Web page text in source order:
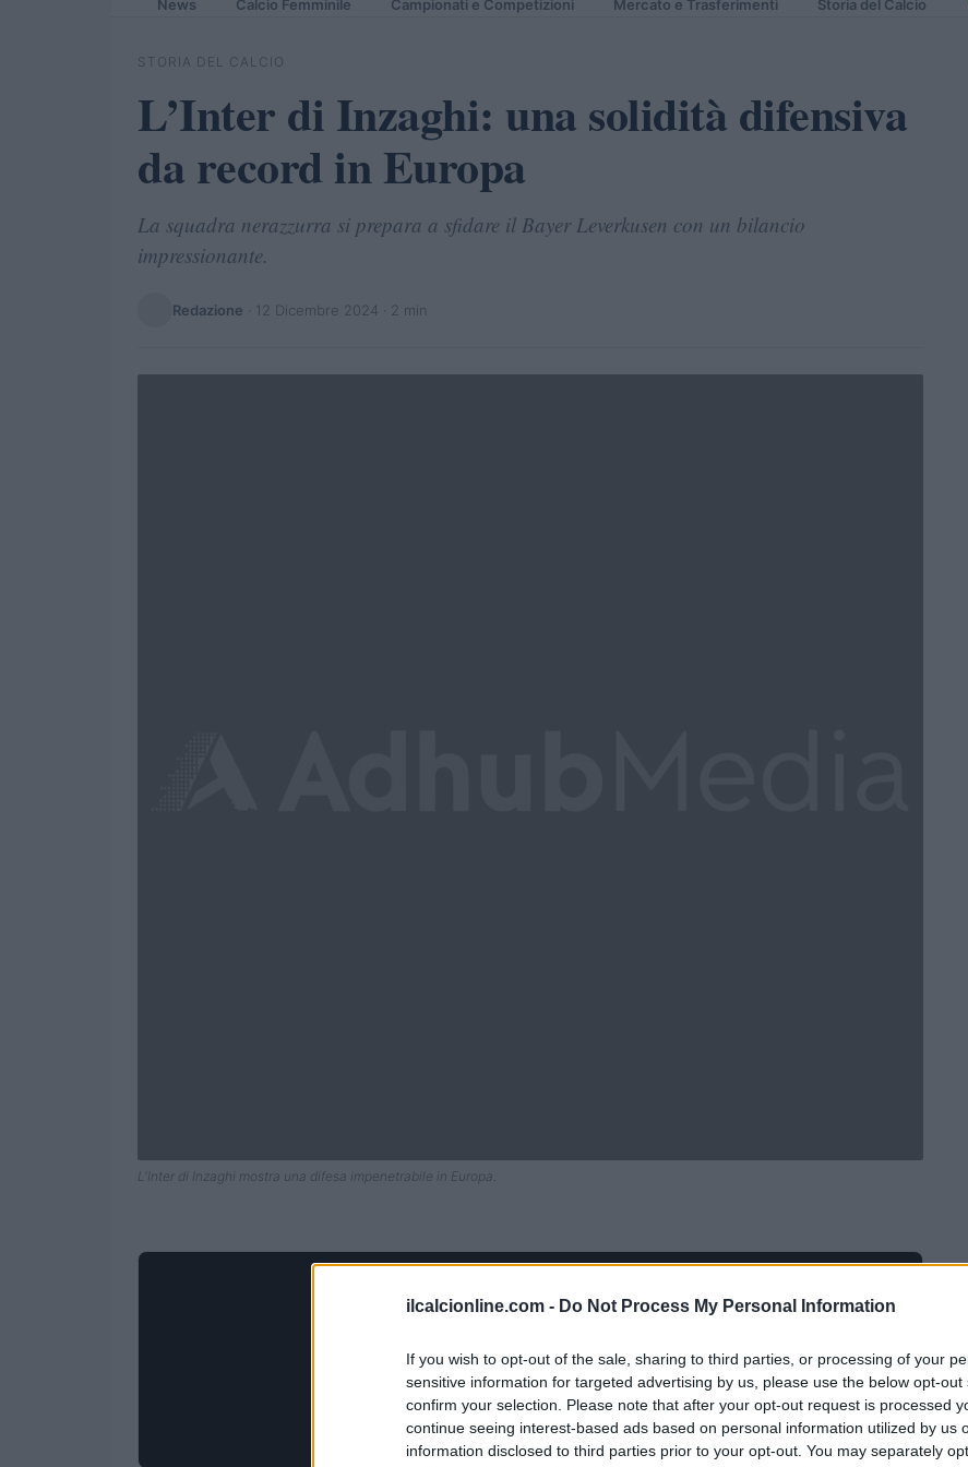
ilcalcionline.com - Do Not Process My Personal Information
If you wish to opt-out of the sale, sharing to third parties, or processing of your
sensitive information for targeted advertising by us, please use the below opt-out
confirm your selection. Please note that after your opt-out request is processed
continue seeing interest-based ads based on personal information utilized by us
information disclosed to third parties prior to your opt-out. You may separately
News Calcio Femminile Campionati e Competizioni Mercato e Trasferimenti Storia del Calcio
STORIA DEL CALCIO
L’Inter di Inzaghi: una solidità difensiva
da record in Europa
La squadra nerazzurra si prepara a sfidare il Bayer Leverkusen con un bilancio
impressionante.
Redazione 12 Dicembre 2024 · 2 min
L'Inter di Inzaghi mostra una difesa impenetrabile in Europa.